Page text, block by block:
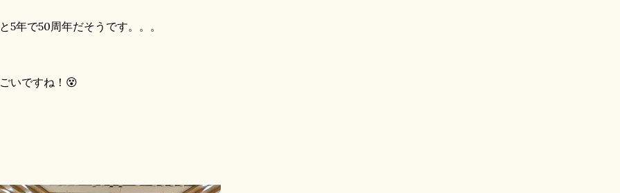
5年で50周年だそうです。。。
いですね！😵